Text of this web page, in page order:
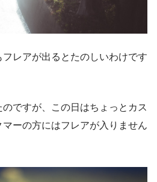
レアが出るとたのしいわけです
ですが、この日はちょっとカス
マーの方にはフレアが入りません